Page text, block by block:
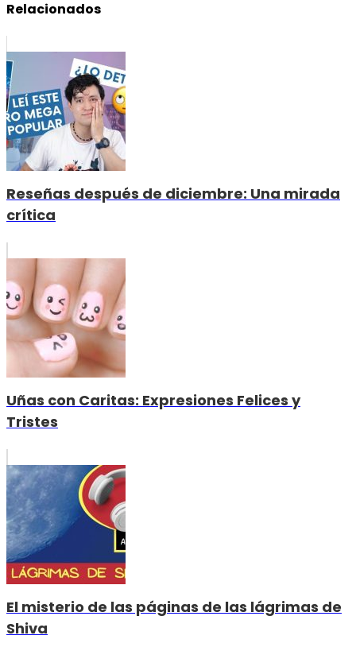
Relacionados
Reseñas después de diciembre: Una mirada
crítica
Uñas con Caritas: Expresiones Felices y
Tristes
El misterio de las páginas de las lágrimas de
Shiva